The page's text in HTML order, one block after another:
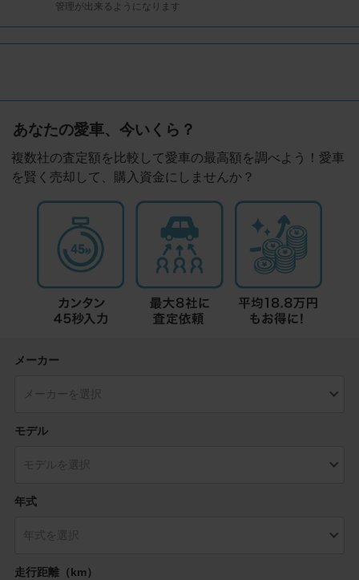
管理が出来るようになります
あなたの愛車、今いくら？
複数社の査定額を比較して愛車の最高額を調べよう！愛車
を賢く売却して、購入資金にしませんか？
メーカー
モデル
年式
走行距離（km）